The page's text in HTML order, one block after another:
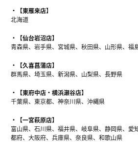
【東雁来店】
北海道
【仙台岩沼店】
青森県、岩手県、宮城県、秋田県、山形県、福
【久喜菖蒲店】
群馬県、埼玉県、新潟県、山梨県、長野県
【東府中店・横浜瀬谷店】
千葉県、東京都、神奈川県、沖縄県
【一宮萩原店】
富山県、石川県、福井県、岐阜県、静岡県、愛
都府、大阪府、兵庫県、奈良県、和歌山県